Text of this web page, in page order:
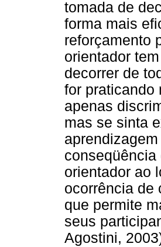
tomada de
forma mais
reforçamento
orientador
decorrer de
for praticando
apenas
mas se sinta
orientador ao
ocorrência de
que permite
seus
Agostini,